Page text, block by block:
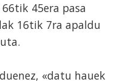
45era pasa
16tik 7ra apaldu
«datu hauek